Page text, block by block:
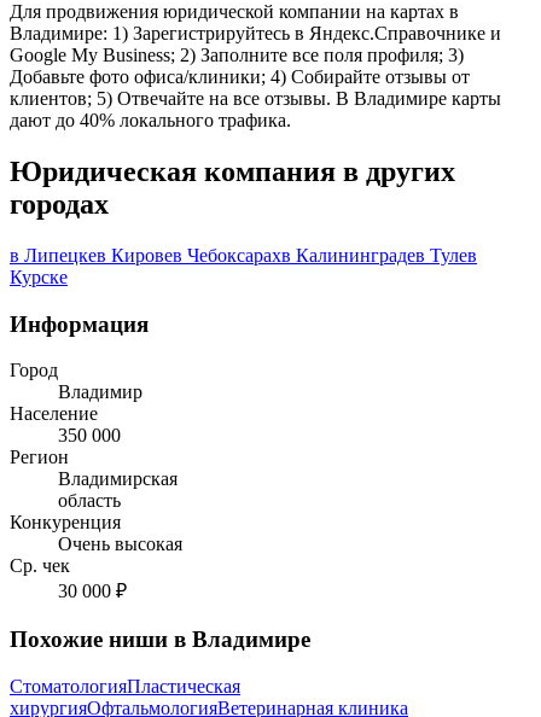
Для продвижения юридической компании на картах в
Владимире: 1) Зарегистрируйтесь в Яндекс.Справочнике и
Google My Business; 2) Заполните все поля профиля; 3)
Добавьте фото офиса/клиники; 4) Собирайте отзывы от
клиентов; 5) Отвечайте на все отзывы. В Владимире карты
дают до 40% локального трафика.
Юридическая компания в других
городах
в Липецкев Кировев Чебоксарахв Калининградев Тулев
Курске
Информация
Город
Владимир
Население
350 000
Регион
Владимирская
область
Конкуренция
Очень высокая
Ср. чек
30 000 ₽
Похожие ниши в Владимире
СтоматологияПластическая
хирургияОфтальмологияВетеринарная клиника